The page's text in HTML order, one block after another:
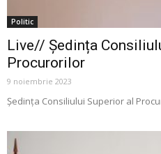
Politic
Live// Ședința
Procurorilor
9 noiembrie 2023
Ședința Consiliului Superior al